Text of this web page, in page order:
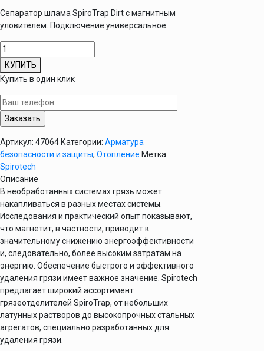
Сепаратор шлама SpiroTrap Dirt с магнитным
уловителем. Подключение универсальное.
Количество
товара
Сепаратор
шлама
универсальный
SpiroTrap
Dirt
Univ
28мм
КУПИТЬ
Купить в один клик
Артикул: 47064 Категории: Арматура
безопасности и защиты, Отопление Метка:
Spirotech
Описание
В необработанных системах грязь может
накапливаться в разных местах системы.
Исследования и практический опыт показывают,
что магнетит, в частности, приводит к
значительному снижению энергоэффективности
и, следовательно, более высоким затратам на
энергию. Обеспечение быстрого и эффективного
удаления грязи имеет важное значение. Spirotech
предлагает широкий ассортимент
грязеотделителей SpiroTrap, от небольших
латунных растворов до высокопрочных стальных
агрегатов, специально разработанных для
удаления грязи.